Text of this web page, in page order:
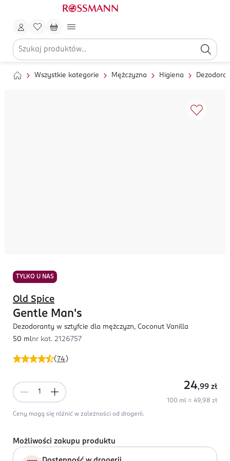
Wszystkie kategorie Mężczyzna Higiena
TYLKO U NAS
( 74 )
Old Spice
Gentle Man's
Dezodoranty w sztyfcie dla mężczyzn, Coconut Vanilla
50 mlnr kat. 2126757
24,99 zł
100 ml = 49,98 zł
Ceny mogą się różnić w zależności od drogerii.
Możliwości zakupu produktu